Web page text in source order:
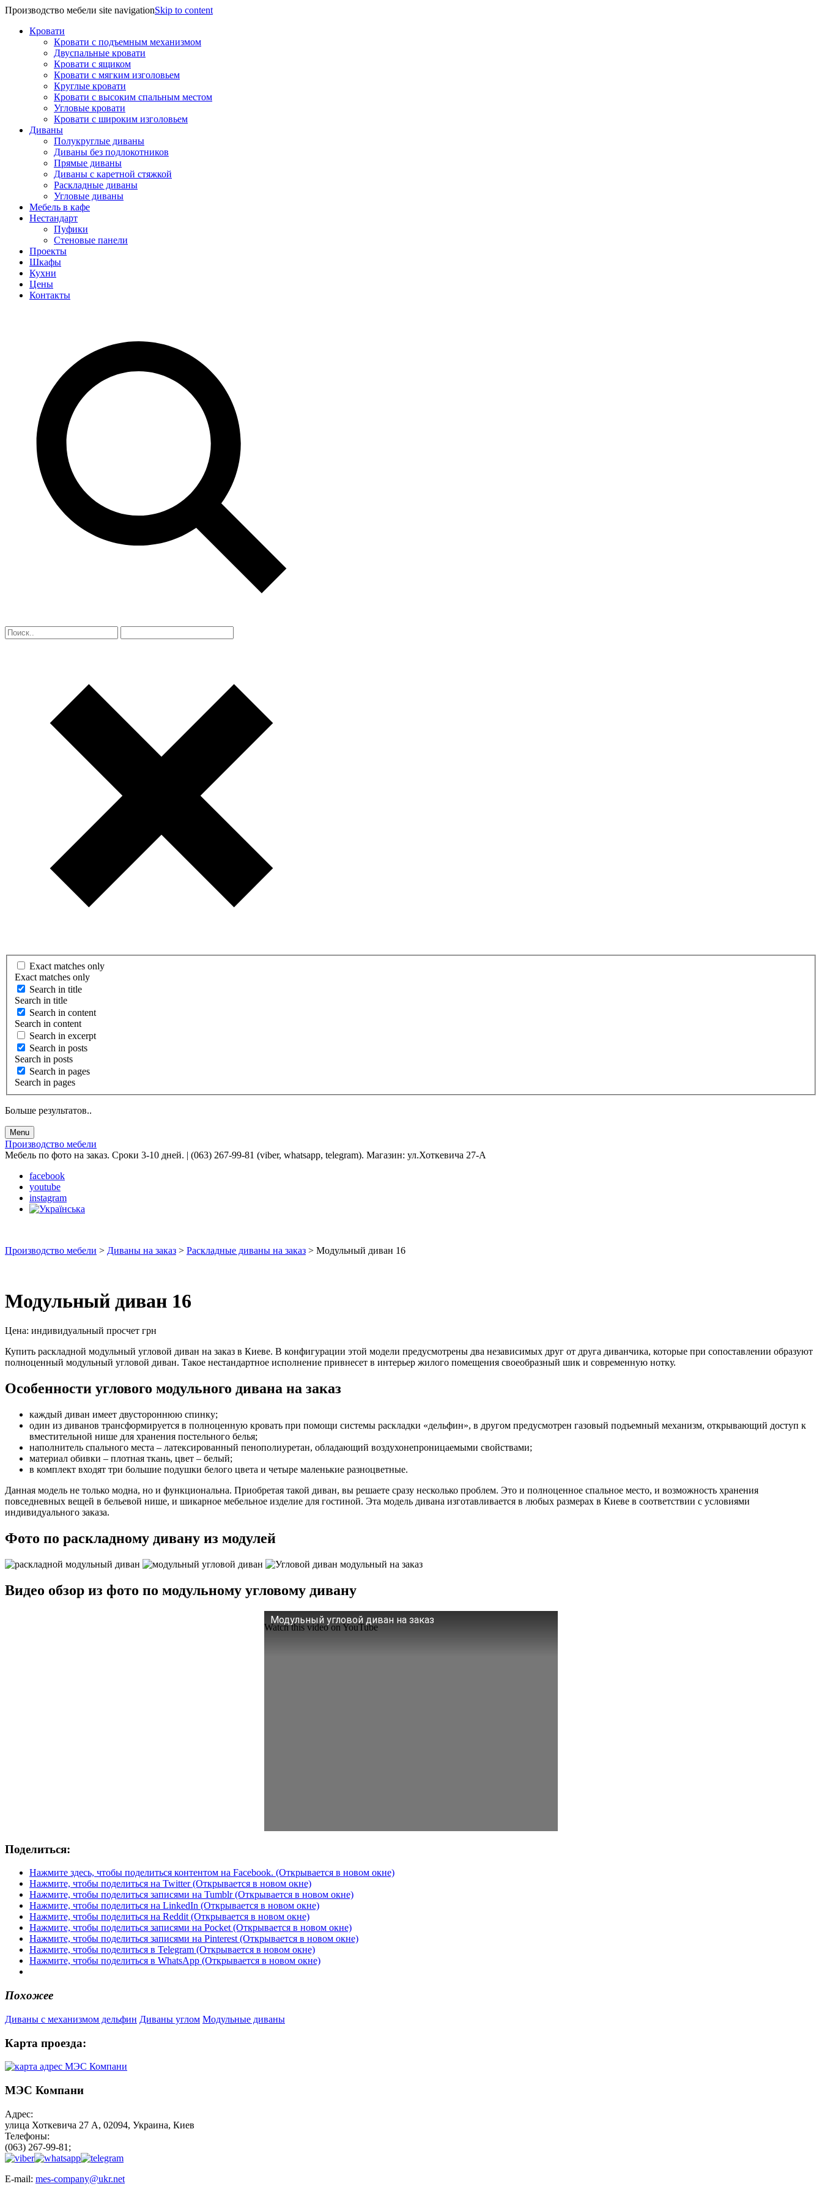
Производство мебели site navigationSkip to content
Кровати
Кровати с подъемным механизмом
Двуспальные кровати
Кровати с ящиком
Кровати с мягким изголовьем
Круглые кровати
Кровати с высоким спальным местом
Угловые кровати
Кровати с широким изголовьем
Диваны
Полукруглые диваны
Диваны без подлокотников
Прямые диваны
Диваны с каретной стяжкой
Раскладные диваны
Угловые диваны
Мебель в кафе
Нестандарт
Пуфики
Стеновые панели
Проекты
Шкафы
Кухни
Цены
Контакты
Exact matches only
Exact matches only
Search in title
Search in title
Search in content
Search in content
Search in excerpt
Search in posts
Search in posts
Search in pages
Search in pages
Больше результатов..
Menu
Производство мебели
Мебель по фото на заказ. Сроки 3-10 дней. | (063) 267-99-81 (viber, whatsapp, telegram). Магазин: ул.Хоткевича 27-А
facebook
youtube
instagram
Производство мебели > Диваны на заказ > Раскладные диваны на заказ > Модульный диван 16
Модульный диван 16
Цена: индивидуальный просчет грн
Купить раскладной модульный угловой диван на заказ в Киеве. В конфигурации этой модели предусмотрены два независимых друг от друга диванчика, которые при сопоставлении образуют
полноценный модульный угловой диван. Такое нестандартное исполнение привнесет в интерьер жилого помещения своеобразный шик и современную нотку.
Особенности углового модульного дивана на заказ
каждый диван имеет двустороннюю спинку;
один из диванов трансформируется в полноценную кровать при помощи системы раскладки «дельфин», в другом предусмотрен газовый подъемный механизм, открывающий доступ к
вместительной нише для хранения постельного белья;
наполнитель спального места – латексированный пенополиуретан, обладающий воздухонепроницаемыми свойствами;
материал обивки – плотная ткань, цвет – белый;
в комплект входят три большие подушки белого цвета и четыре маленькие разноцветные.
Данная модель не только модна, но и функциональна. Приобретая такой диван, вы решаете сразу несколько проблем. Это и полноценное спальное место, и возможность хранения
повседневных вещей в бельевой нише, и шикарное мебельное изделие для гостиной. Эта модель дивана изготавливается в любых размерах в Киеве в соответствии с условиями
индивидуального заказа.
Фото по раскладному дивану из модулей
Видео обзор из фото по модульному угловому дивану
Модульный угловой диван на заказ
Watch this video on YouTube
Поделиться:
Нажмите здесь, чтобы поделиться контентом на Facebook. (Открывается в новом окне)
Нажмите, чтобы поделиться на Twitter (Открывается в новом окне)
Нажмите, чтобы поделиться записями на Tumblr (Открывается в новом окне)
Нажмите, чтобы поделиться на LinkedIn (Открывается в новом окне)
Нажмите, чтобы поделиться на Reddit (Открывается в новом окне)
Нажмите, чтобы поделиться записями на Pocket (Открывается в новом окне)
Нажмите, чтобы поделиться записями на Pinterest (Открывается в новом окне)
Нажмите, чтобы поделиться в Telegram (Открывается в новом окне)
Нажмите, чтобы поделиться в WhatsApp (Открывается в новом окне)
Похожее
Диваны с механизмом дельфин Диваны углом Модульные диваны
Карта проезда:
МЭС Компани
Адрес:
улица Хоткевича 27 А, 02094, Украина, Киев
Телефоны:
(063) 267-99-81;
E-mail: mes-company@ukr.net